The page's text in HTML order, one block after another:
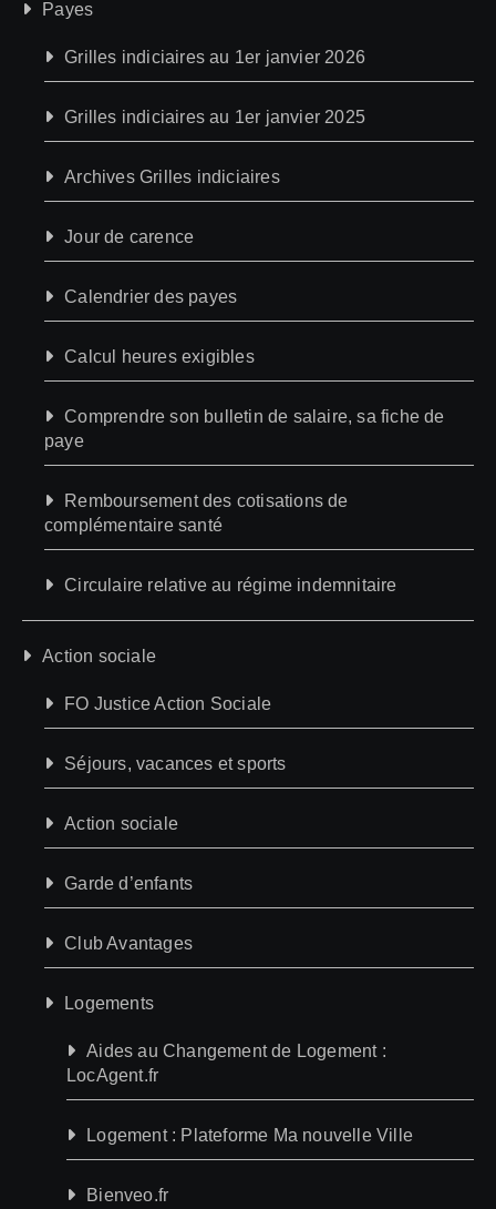
Payes
Grilles indiciaires au 1er janvier 2026
Grilles indiciaires au 1er janvier 2025
Archives Grilles indiciaires
Jour de carence
Calendrier des payes
Calcul heures exigibles
Comprendre son bulletin de salaire, sa fiche de
paye
Remboursement des cotisations de
complémentaire santé
Circulaire relative au régime indemnitaire
Action sociale
FO Justice Action Sociale
Séjours, vacances et sports
Action sociale
Garde d’enfants
Club Avantages
Logements
Aides au Changement de Logement :
LocAgent.fr
Logement : Plateforme Ma nouvelle Ville
Bienveo.fr